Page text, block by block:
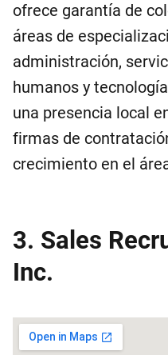
ofrece garantía de
áreas de
administración,
humanos y
una presencia local
firmas de
crecimiento en el
3. Sales
Inc.